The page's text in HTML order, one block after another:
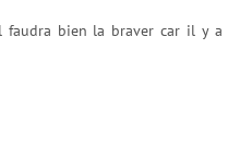
faudra bien la braver car il y a